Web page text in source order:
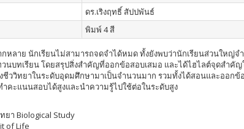
ดร.เริงฤทธิ์ สัปปพันธ์
พิมพ์ 4 สี
หลาย นักเรียนไม่สามารถจดจำได้หมด ทั้งยังพบว่านักเรียนส่วนใหญ่จ
นบทเรียน โดยสรุปสิ่งสำคัญที่ออกข้อสอบเสมอ และได้ไฮไลต์จุดสำคั
ววิทยาในระดับอุดมศึกษามาเป็นจำนวนมาก รวมทั้งได้สอนและออก
คะแนนสอบได้สูงและนำความรู้ไปใช้ต่อในระดับสูง
า Biological Study
of Life